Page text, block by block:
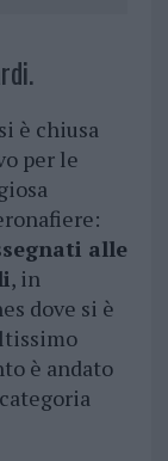
è chiusa
per le
alle
, in
dove si è
è andato